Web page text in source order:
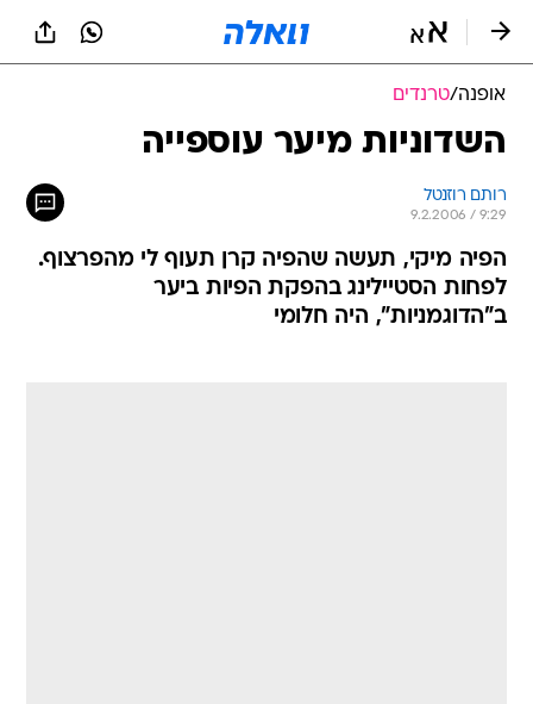
אופנה/טרנדים
השדוניות מיער עוספייה
רותם רוזנטל
9.2.2006 / 9:29
הפיה מיקי, תעשה שהפיה קרן תעוף לי מהפרצוף.
לפחות הסטיילינג בהפקת הפיות ביער
ב"הדוגמניות", היה חלומי